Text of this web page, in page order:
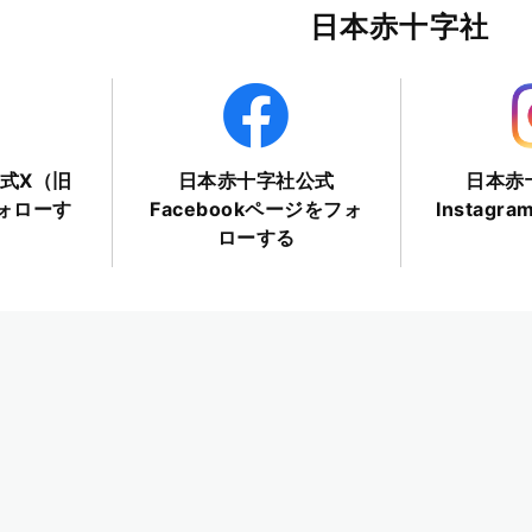
日本赤十字社
X（旧
ローす
日本赤十字社公式
Facebookページをフォ
ローする
日本赤